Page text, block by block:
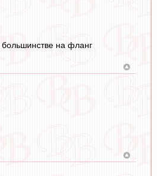
на фланг